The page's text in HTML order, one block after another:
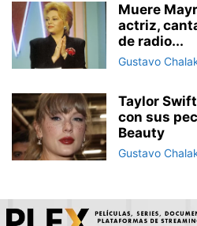
Muere
actriz,
de radio...
Gustavo
Taylor
con sus
Beauty
Gustavo